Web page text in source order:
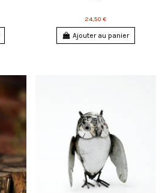
24,50 €
Ajouter au panier